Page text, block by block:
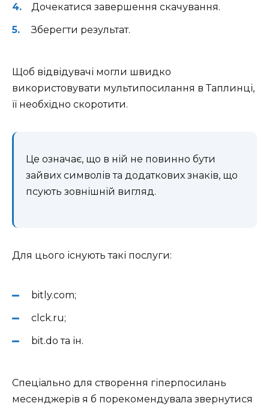
Дочекатися завершення скачування.
Зберегти результат.
Щоб відвідувачі могли швидко
використовувати мультипосилання в Таплинці,
її необхідно скоротити.
Це означає, що в ній не повинно бути
зайвих символів та додаткових знаків, що
псують зовнішній вигляд.
Для цього існують такі послуги:
bitly.com;
clck.ru;
bit.do та ін.
Спеціально для створення гіперпосилань
месенджерів я б порекомендувала звернутися